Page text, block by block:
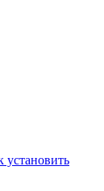
установить